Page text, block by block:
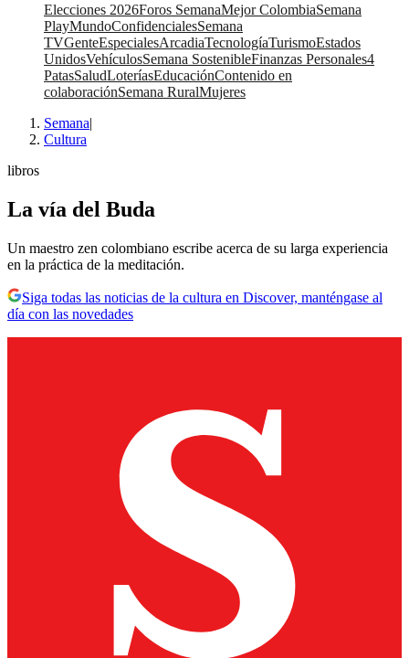
Elecciones 2026Foros SemanaMejor ColombiaSemana
PlayMundoConfidencialesSemana
TVGenteEspecialesArcadiaTecnologíaTurismoEstados
UnidosVehículosSemana SostenibleFinanzas Personales4
PatasSaludLoteríasEducaciónContenido en
colaboraciónSemana RuralMujeres
Semana|
Cultura
libros
La vía del Buda
Un maestro zen colombiano escribe acerca de su larga experiencia
en la práctica de la meditación.
Siga todas las noticias de la cultura en Discover, manténgase al
día con las novedades